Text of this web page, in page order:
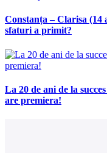
Constanța – Clarisa (14
sfaturi a primit?
La 20 de ani de la
are premiera!